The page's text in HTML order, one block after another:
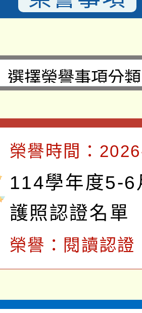
面內容會更新
榮譽時間：
114學年度5-6
護照認證名單
榮譽： 閱讀認證